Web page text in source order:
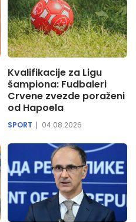
Kvalifikacije za Ligu
šampiona: Fudbaleri
Crvene zvezde poraženi
od Hapoela
SPORT 04.08.2026